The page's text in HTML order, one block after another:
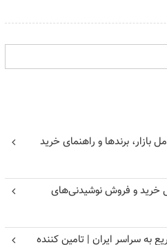
بازار، برندها و راهنمای خرید
خرید و فروش نوشیدنی‌های
سراسر ایران | تامین کننده